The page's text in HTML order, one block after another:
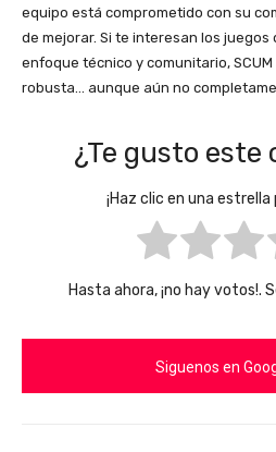
equipo está comprometido con su
de mejorar. Si te interesan los juegos
enfoque técnico y comunitario,
robusta… aunque aún no
¿Te gusto este
¡Haz clic en una
Hasta ahora, ¡no hay votos!.
Siguenos en